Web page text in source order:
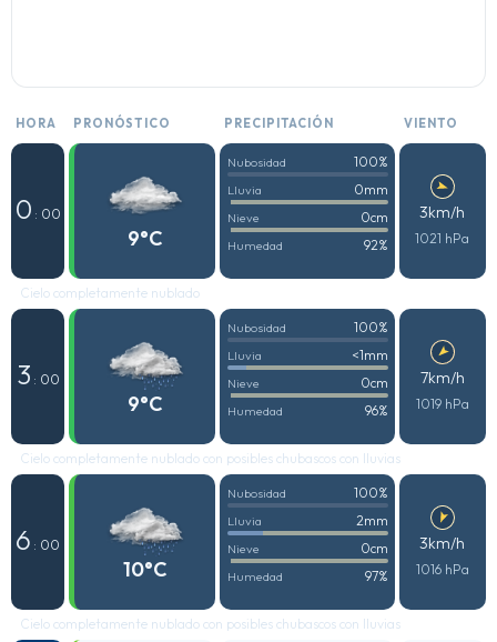
HORA PRONÓSTICO PRECIPITACIÓN VIENTO
0 : 00
9°C
Nubosidad 100%
Lluvia 0mm
Nieve 0cm
Humedad 92%
3km/h
1021 hPa
Cielo completamente nublado
3 : 00
9°C
Nubosidad 100%
Lluvia <1mm
Nieve 0cm
Humedad 96%
7km/h
1019 hPa
Cielo completamente nublado con posibles chubascos con lluvias
6 : 00
10°C
Nubosidad 100%
Lluvia 2mm
Nieve 0cm
Humedad 97%
3km/h
1016 hPa
Cielo completamente nublado con posibles chubascos con lluvias